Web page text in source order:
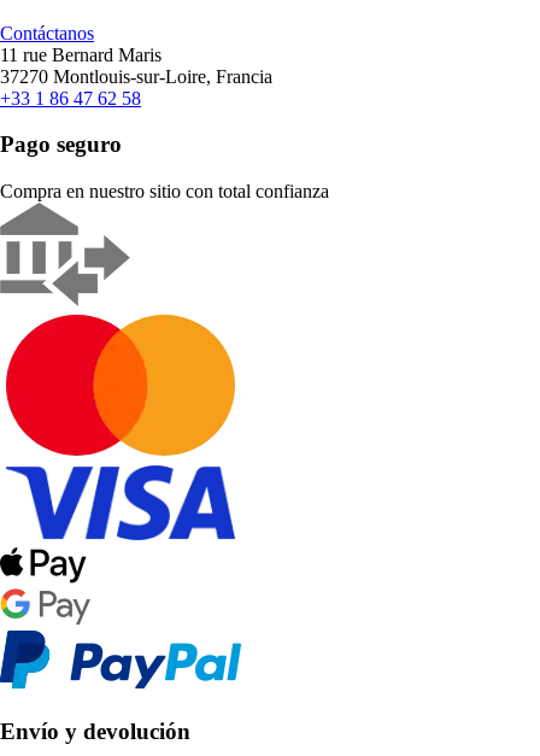
Contáctanos
11 rue Bernard Maris
37270 Montlouis-sur-Loire, Francia
+33 1 86 47 62 58
Pago seguro
Compra en nuestro sitio con total confianza
Envío y devolución